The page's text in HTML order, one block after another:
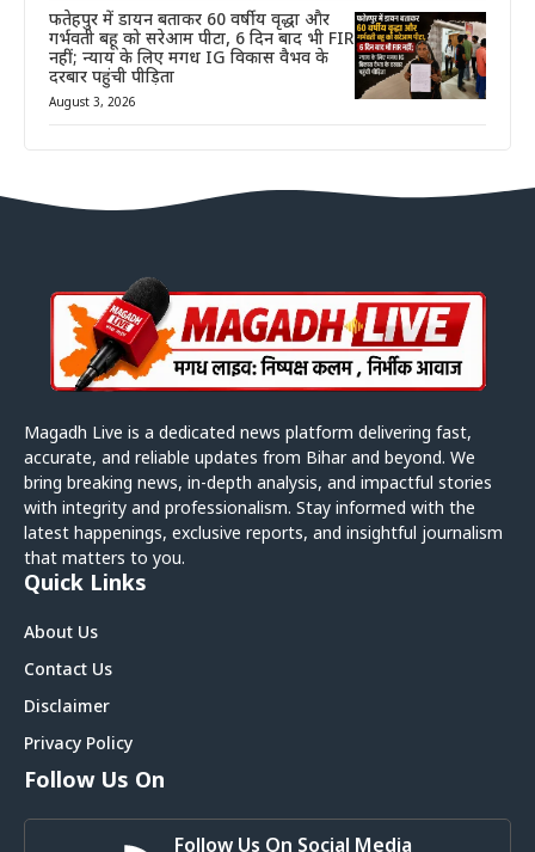
फतेहपुर में डायन बताकर 60 वर्षीय वृद्धा और
गर्भवती बहू को सरेआम पीटा, 6 दिन बाद भी FIR
नहीं; न्याय के लिए मगध IG विकास वैभव के
दरबार पहुंची पीड़िता
August 3, 2026
Magadh Live is a dedicated news platform delivering fast,
accurate, and reliable updates from Bihar and beyond. We
bring breaking news, in-depth analysis, and impactful stories
with integrity and professionalism. Stay informed with the
latest happenings, exclusive reports, and insightful journalism
that matters to you.
Quick Links
About Us
Contact Us
Disclaimer
Privacy Policy
Follow Us On